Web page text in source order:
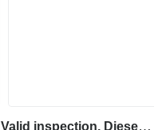
Atlas Copco QES 105 JD ST3 Valid inspection, Diesel, 105 kVA